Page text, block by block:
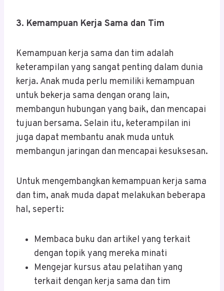
3. Kemampuan Kerja Sama dan Tim
Kemampuan kerja sama dan tim adalah
keterampilan yang sangat penting dalam dunia
kerja. Anak muda perlu memiliki kemampuan
untuk bekerja sama dengan orang lain,
membangun hubungan yang baik, dan mencapai
tujuan bersama. Selain itu, keterampilan ini
juga dapat membantu anak muda untuk
membangun jaringan dan mencapai kesuksesan.
Untuk mengembangkan kemampuan kerja sama
dan tim, anak muda dapat melakukan beberapa
hal, seperti:
Membaca buku dan artikel yang terkait
dengan topik yang mereka minati
Mengejar kursus atau pelatihan yang
terkait dengan kerja sama dan tim